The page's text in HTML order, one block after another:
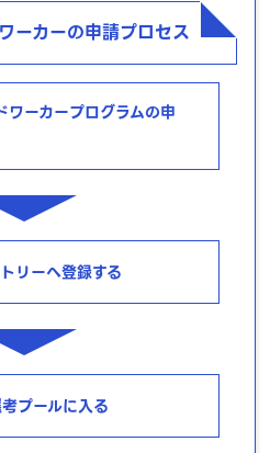
ーカーの申請プロセス
ワーカープログラムの申
リーへ登録する
プールに入る